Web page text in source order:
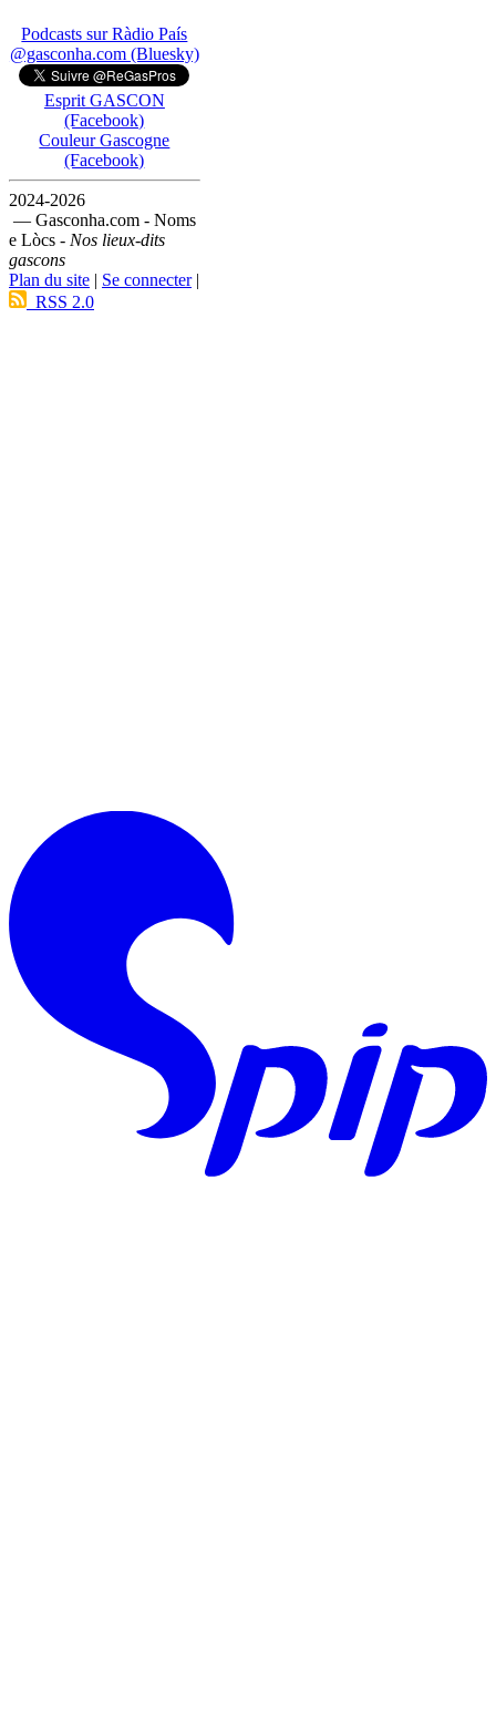
Podcasts sur Ràdio País
@gasconha.com (Bluesky)
Esprit GASCON
(Facebook)
Couleur Gascogne
(Facebook)
2024-2026
— Gasconha.com - Noms
e Lòcs - Nos lieux-dits
gascons
Plan du site | Se connecter|
RSS 2.0